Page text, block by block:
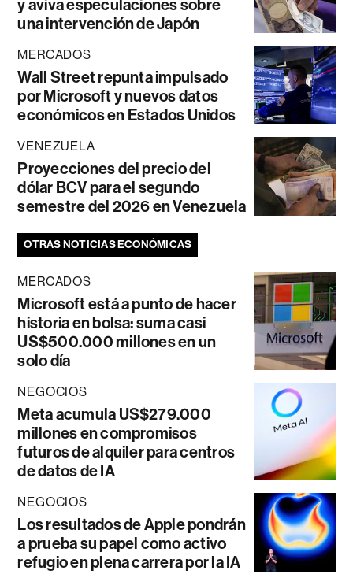
y aviva especulaciones sobre
una intervención de Japón
MERCADOS
Wall Street repunta impulsado
por Microsoft y nuevos datos
económicos en Estados Unidos
VENEZUELA
Proyecciones del precio del
dólar BCV para el segundo
semestre del 2026 en Venezuela
OTRAS NOTICIAS ECONÓMICAS
MERCADOS
Microsoft está a punto de hacer
historia en bolsa: suma casi
US$500.000 millones en un
solo día
NEGOCIOS
Meta acumula US$279.000
millones en compromisos
futuros de alquiler para centros
de datos de IA
NEGOCIOS
Los resultados de Apple pondrán
a prueba su papel como activo
refugio en plena carrera por la IA